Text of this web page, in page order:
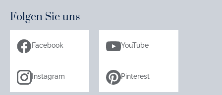
Folgen Sie uns
Facebook YouTube
Instagram Pinterest